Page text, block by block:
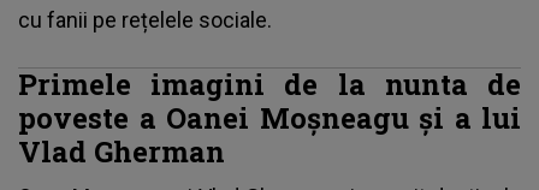
cu fanii pe rețelele sociale.
Primele imagini de la nunta de
poveste a Oanei Moșneagu și a lui
Vlad Gherman